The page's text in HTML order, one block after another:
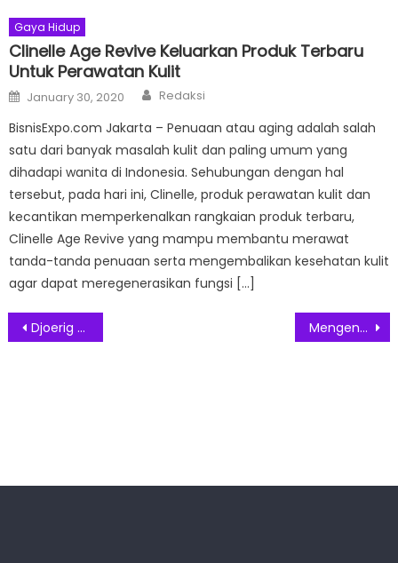
Gaya Hidup
Clinelle Age Revive Keluarkan Produk Terbaru
Untuk Perawatan Kulit
Posted
on
January 30, 2020 Author
Redaksi
BisnisExpo.com Jakarta – Penuaan atau aging adalah salah
satu dari banyak masalah kulit dan paling umum yang
dihadapi wanita di Indonesia. Sehubungan dengan hal
tersebut, pada hari ini, Clinelle, produk perawatan kulit dan
kecantikan memperkenalkan rangkaian produk terbaru,
Clinelle Age Revive yang mampu membantu merawat
tanda-tanda penuaan serta mengembalikan kesehatan kulit
agar dapat meregenerasikan fungsi […]
Post
Djoerig Salawe Film Komedi Horor Pencarian Nomor Togel Mengenal Gejala Dan Penanganan Penyakit Stroke Secara Akurat